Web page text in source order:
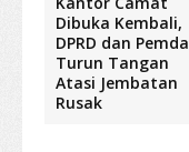
Dibuka Kembali,
DPRD dan Pemda
Turun Tangan
Atasi Jembatan
Rusak